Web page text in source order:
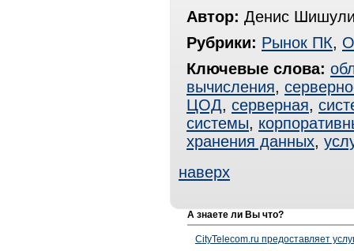
Автор: Денис
Рубрики: Рынок ПК,
Ключевые слова:
вычисления,
ЦОД, серверная,
системы,
хранения данных,
наверх
А знаете ли Вы что?
CityTelecom.ru предоставляет